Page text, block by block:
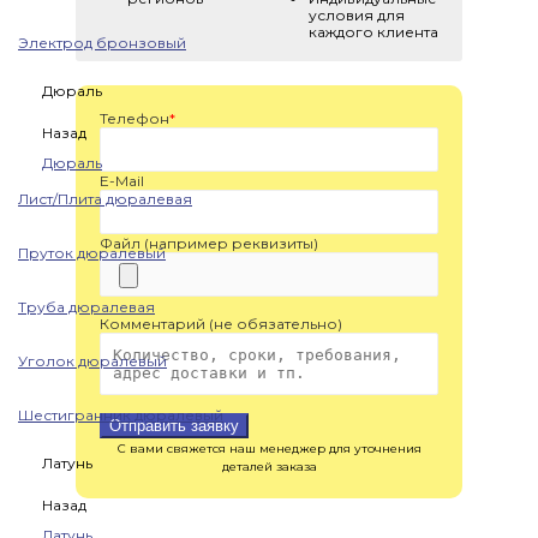
Электрод бронзовый
Дюраль
Назад
Дюраль
Лист/Плита дюралевая
Пруток дюралевый
Труба дюралевая
Уголок дюралевый
Шестигранник дюралевый
Латунь
Назад
условия для
каждого клиента
Телефон*
E-Mail
Файл (например реквизиты)
Комментарий (не обязательно)
Отправить заявку
С вами свяжется наш менеджер для уточнения
деталей заказа